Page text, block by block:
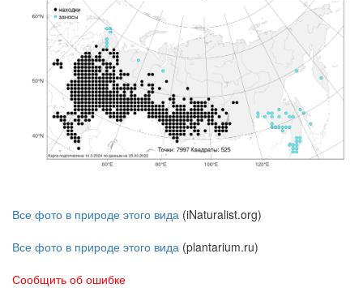
Все фото в природе этого вида (iNaturalist.org)
Все фото в природе этого вида (plantarium.ru)
Сообщить об ошибке